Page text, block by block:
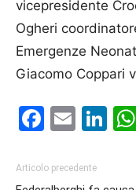
vicepresidente
Ogheri
Emergenze
Giacomo Coppari
Articolo precedente